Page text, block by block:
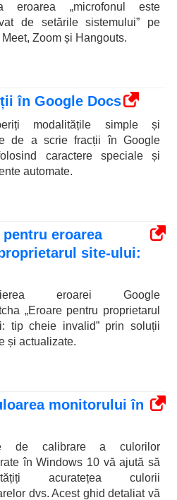
eroarea „microfonul este
de setările sistemului” pe
Zoom și Hangouts.
în Google Docs
modalitățile simple și
de a scrie fracții în Google
caractere speciale și
automate.
eroarea
site-ului:
eroarei Google
„Eroare pentru proprietarul
tip cheie invalid” prin soluții
și actualizate.
monitorului în
de calibrare a culorilor
în Windows 10 vă ajută să
acuratețea culorii
dvs. Acest ghid detaliat vă